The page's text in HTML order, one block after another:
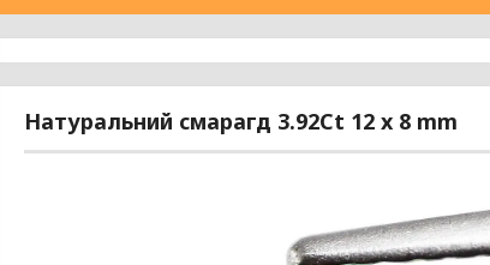
Натуральний смарагд 3.92Ct 12 x 8 mm